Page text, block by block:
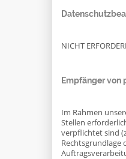
NICHT
Empfänger von
Im Rahmen
Stellen
verpflichtet sind
Rechtsgrundlage